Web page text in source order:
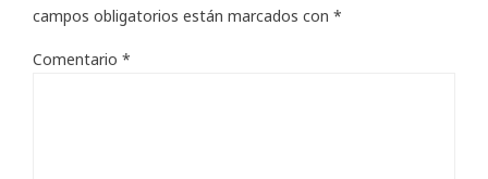
campos obligatorios están marcados con *
Comentario *